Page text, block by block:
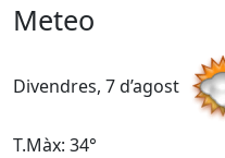
Meteo
Divendres, 7 d’agost
T.Màx: 34°